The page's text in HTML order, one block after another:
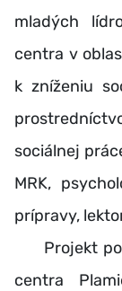
mladých
centra v
k zníženiu
sociálnej
MRK,
prípravy,
Projekt
centra